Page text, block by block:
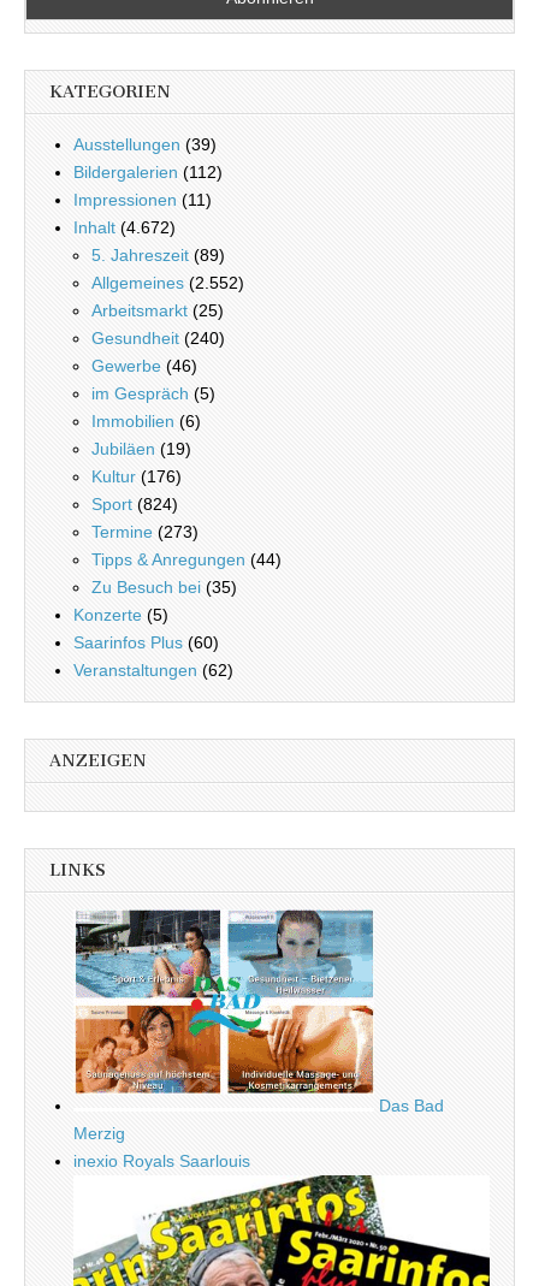
KATEGORIEN
Ausstellungen (39)
Bildergalerien (112)
Impressionen (11)
Inhalt (4.672)
5. Jahreszeit (89)
Allgemeines (2.552)
Arbeitsmarkt (25)
Gesundheit (240)
Gewerbe (46)
im Gespräch (5)
Immobilien (6)
Jubiläen (19)
Kultur (176)
Sport (824)
Termine (273)
Tipps & Anregungen (44)
Zu Besuch bei (35)
Konzerte (5)
Saarinfos Plus (60)
Veranstaltungen (62)
ANZEIGEN
LINKS
Das Bad
Merzig
inexio Royals Saarlouis